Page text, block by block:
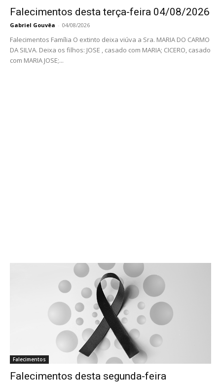
Falecimentos desta terça-feira 04/08/2026
Gabriel Gouvêa - 04/08/2026
Falecimentos Família O extinto deixa viúva a Sra. MARIA DO CARMO
DA SILVA. Deixa os filhos: JOSE , casado com MARIA; CICERO, casado
com MARIA JOSE;...
Falecimentos
Falecimentos desta segunda-feira